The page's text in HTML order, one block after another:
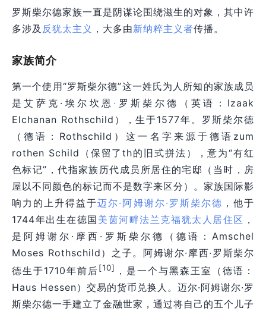
罗斯柴尔德家族一直是阴谋论围绕滋生的对象，其中许
多涉及 反犹太主义 ，大多由新纳粹主义者传播。
家族简介
第一个使用“罗斯柴尔德”这一姓氏为人所知的家族成员
是艾萨克·埃尔坎恩 · 罗斯柴尔德（英语：Izaak
Elchanan Rothschild），生于1577年。罗斯柴尔德
（德语：Rothschild）这一名字来源于德语zum
rothen Schild（保留了th的旧式拼法），意为“有红
色标记”，代指家族历代成员所居住的宅邸（当时，房
屋以不同颜色的标记而不是数字来区分）。家族国际影
响力的上升得益于迈尔·阿姆谢尔·罗斯柴尔德 ，他于
1744年出生在德国 美茵河畔法兰克福犹太人居住区 ，
是阿姆谢尔·摩西·罗斯柴尔德（德语：Amschel
Moses Rothschild）之子。阿姆谢尔·摩西·罗斯柴尔
德生于1710年前后[10]
，是一个与黑森王室（德语：
Haus Hessen）交易的货币兑换人。迈尔·阿姆谢尔·罗
斯柴尔德一手建立了金融世家，通过将自己的五个儿子